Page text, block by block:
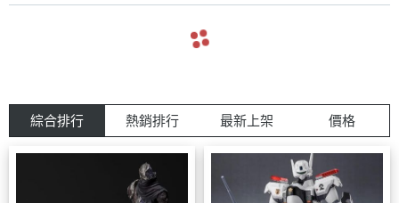
綜合排行 熱銷排行 最新上架 價格